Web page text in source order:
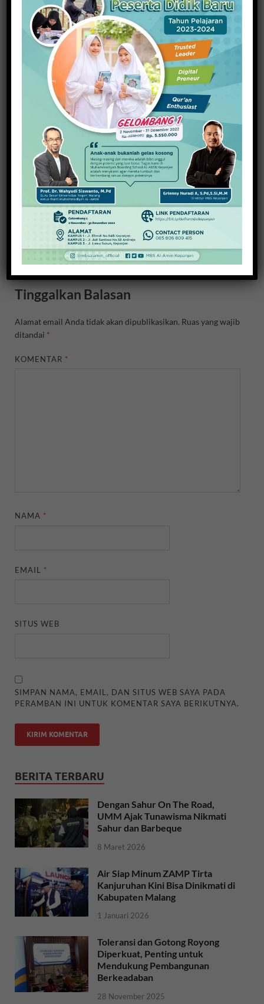
16 Maret 2024
PREVIOUS ARTICLE
Mantap! Anak
Pemulung Ini Terima
Tiga Penghargaan
NEXT ARTICLE
Ajak Sepanggung, Begini
‘Kemesraan’ BianGindas
dengan Siswi SMEAMU
About Redaksi
View all posts by Redaksi →
Tinggalkan Balasan
Alamat email Anda tidak akan dipublikasikan. Ruas yang wajib
ditandai *
KOMENTAR *
NAMA *
EMAIL *
SITUS WEB
SIMPAN NAMA, EMAIL, DAN SITUS WEB SAYA PADA
PERAMBAN INI UNTUK KOMENTAR SAYA BERIKUTNYA.
BERITA TERBARU
Dengan Sahur On The Road,
UMM Ajak Tunawisma Nikmati
Sahur dan Barbeque
8 Maret 2026
Air Siap Minum ZAMP Tirta
Kanjuruhan Kini Bisa Dinikmati di
Kabupaten Malang
1 Januari 2026
Toleransi dan Gotong Royong
Diperkuat, Penting untuk
Mendukung Pembangunan
Berkeadaban
28 November 2025